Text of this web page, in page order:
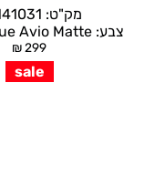
מק"ט:
צבע: Avio Matte
₪ 299
sale